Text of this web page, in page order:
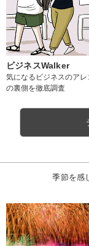
ビジネスWalker
気になるビジネスのアレ
の裏側を徹底調査
季節を感